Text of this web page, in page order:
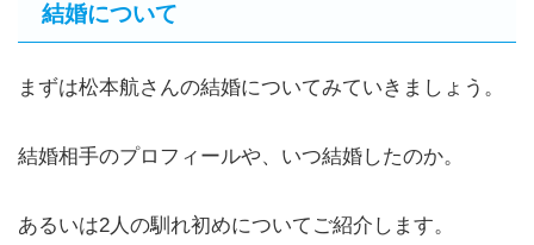
結婚について
まずは松本航さんの結婚についてみていきましょう。
結婚相手のプロフィールや、いつ結婚したのか。
あるいは2人の馴れ初めについてご紹介します。